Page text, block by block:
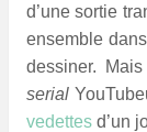
d’une sortie
ensemble
dessiner.
serial
vedettes d’un